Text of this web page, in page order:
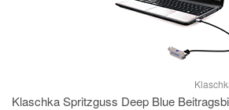
Klaschka Spritzguss Deep Blue